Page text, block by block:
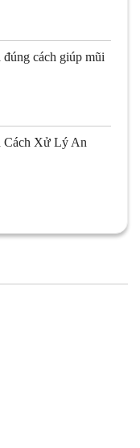
đúng cách giúp mũi
Cách Xử Lý An